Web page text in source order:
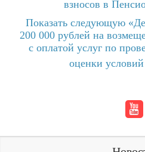
взносов в
Показать слeдующую
200 000 рублей на
с оплатой услуг по
оценки условий